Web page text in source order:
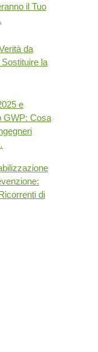
il Tuo
da
la
e
GWP: Cosa
di